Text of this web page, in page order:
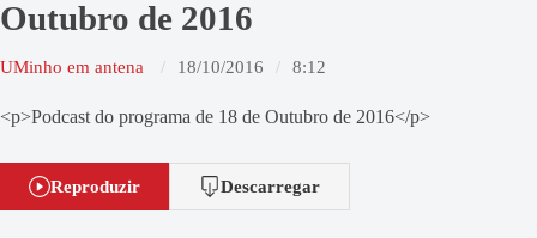
Outubro de 2016
UMinho em antena 18/10/2016 8:12
<p>Podcast do programa de 18 de Outubro de 2016</p>
Reproduzir Descarregar